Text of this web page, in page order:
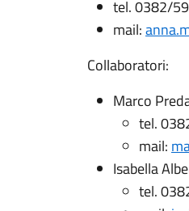
tel. 0382/
mail:
Collaboratori:
Marco
tel.
mail:
Isabella
tel.